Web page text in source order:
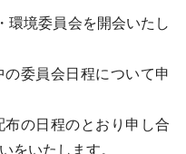
境委員会を開会いたし
委員会日程について申
の日程のとおり申し合
をいたします。